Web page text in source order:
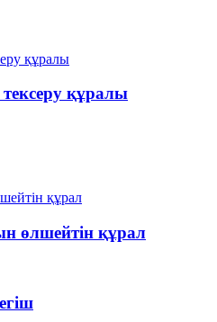
құралы
өлшейтін құрал